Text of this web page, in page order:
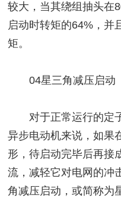
较大，当其绕组抽头在
启动时转矩的64%，并
矩。
04星三角减压启动
对于正常运行的定子
异步电动机来说，如果
形，待启动完毕后再接
流，减轻它对电网的冲
角减压启动，或简称为